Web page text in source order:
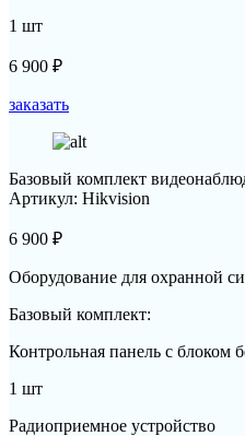
1 шт
6 900 ₽
заказать
Базовый комплект
Артикул: Hikvision
6 900 ₽
Оборудование для охранной
Базовый комплект:
Контрольная панель с блоком
1 шт
Радиоприемное устройство